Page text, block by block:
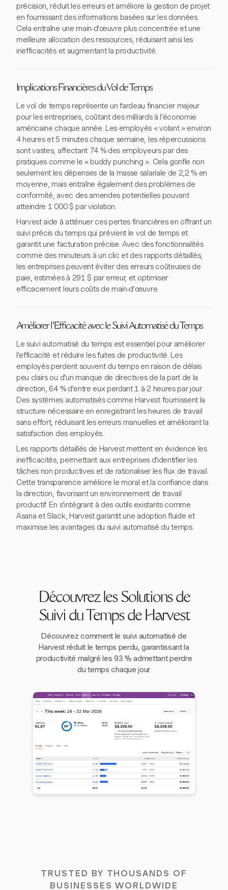
précision, réduit les erreurs et améliore la gestion de projet
en fournissant des informations basées sur les données.
Cela entraîne une main-d'œuvre plus concentrée et une
meilleure allocation des ressources, réduisant ainsi les
inefficacités et augmentant la productivité.
Implications Financières du Vol de Temps
Le vol de temps représente un fardeau financier majeur
pour les entreprises, coûtant des milliards à l'économie
américaine chaque année. Les employés « volant » environ
4 heures et 5 minutes chaque semaine, les répercussions
sont vastes, affectant 74 % des employeurs par des
pratiques comme le « buddy punching ». Cela gonfle non
seulement les dépenses de la masse salariale de 2,2 % en
moyenne, mais entraîne également des problèmes de
conformité, avec des amendes potentielles pouvant
atteindre 1 000 $ par violation.
Harvest aide à atténuer ces pertes financières en offrant un
suivi précis du temps qui prévient le vol de temps et
garantit une facturation précise. Avec des fonctionnalités
comme des minuteurs à un clic et des rapports détaillés,
les entreprises peuvent éviter des erreurs coûteuses de
paie, estimées à 291 $ par erreur, et optimiser
efficacement leurs coûts de main-d'œuvre.
Améliorer l'Efficacité avec le Suivi Automatisé du Temps
Le suivi automatisé du temps est essentiel pour améliorer
l'efficacité et réduire les fuites de productivité. Les
employés perdent souvent du temps en raison de délais
peu clairs ou d'un manque de directives de la part de la
direction, 64 % d'entre eux perdant 1 à 2 heures par jour.
Des systèmes automatisés comme Harvest fournissent la
structure nécessaire en enregistrant les heures de travail
sans effort, réduisant les erreurs manuelles et améliorant la
satisfaction des employés.
Les rapports détaillés de Harvest mettent en évidence les
inefficacités, permettant aux entreprises d'identifier les
tâches non productives et de rationaliser les flux de travail.
Cette transparence améliore le moral et la confiance dans
la direction, favorisant un environnement de travail
productif. En s'intégrant à des outils existants comme
Asana et Slack, Harvest garantit une adoption fluide et
maximise les avantages du suivi automatisé du temps.
Découvrez les Solutions de
Suivi du Temps de Harvest
Découvrez comment le suivi automatisé de
Harvest réduit le temps perdu, garantissant la
productivité malgré les 93 % admettant perdre
du temps chaque jour.
TRUSTED BY THOUSANDS OF
BUSINESSES WORLDWIDE